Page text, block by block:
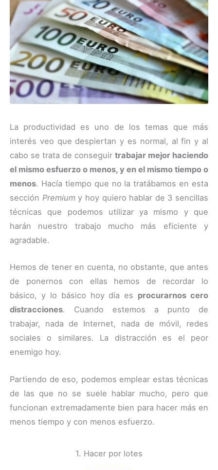
La productividad es uno de los temas que más
interés veo que despiertan y es normal, al fin y al
cabo se trata de conseguir trabajar mejor haciendo
el mismo esfuerzo o menos, y en el mismo tiempo o
menos. Hacía tiempo que no la tratábamos en esta
sección Premiumy hoy quiero hablar de 3 sencillas
técnicas que podemos utilizar ya mismo y que
harán nuestro trabajo mucho más eficiente y
agradable.
Hemos de tener en cuenta, no obstante, que antes
de ponernos con ellas hemos de recordar lo
básico, y lo básico hoy día es procurarnos cero
distracciones. Cuando estemos a punto de
trabajar, nada de Internet, nada de móvil, redes
sociales o similares. La distracción es el peor
enemigo hoy.
Partiendo de eso, podemos emplear estas técnicas
de las que no se suele hablar mucho, pero que
funcionan extremadamente bien para hacer más en
menos tiempo y con menos esfuerzo.
1. Hacer por lotes